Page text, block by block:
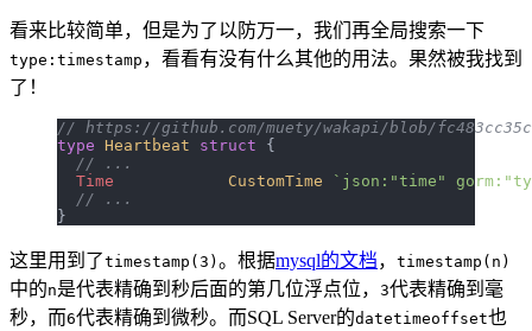
看来比较简单，但是为了以防万一，我们再全局搜索一下
type:timestamp ，看看有没有什么其他的用法。果然被我找到
了！
// https://github.com/muety/wakapi/blob/
type Heartbeat struct {
  // ...
  Time
            CustomTime
`json:"time"
  // ...
}
这里用到了timestamp(3) 。根据mysql的文档， timestamp(n)
中的n是代表精确到秒后面的第几位浮点位， 3代表精确到毫
秒，而6代表精确到微秒。而SQL Server的datetimeoffset也